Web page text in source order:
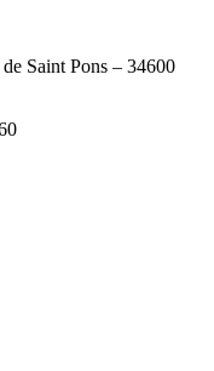
Saint Pons – 34600